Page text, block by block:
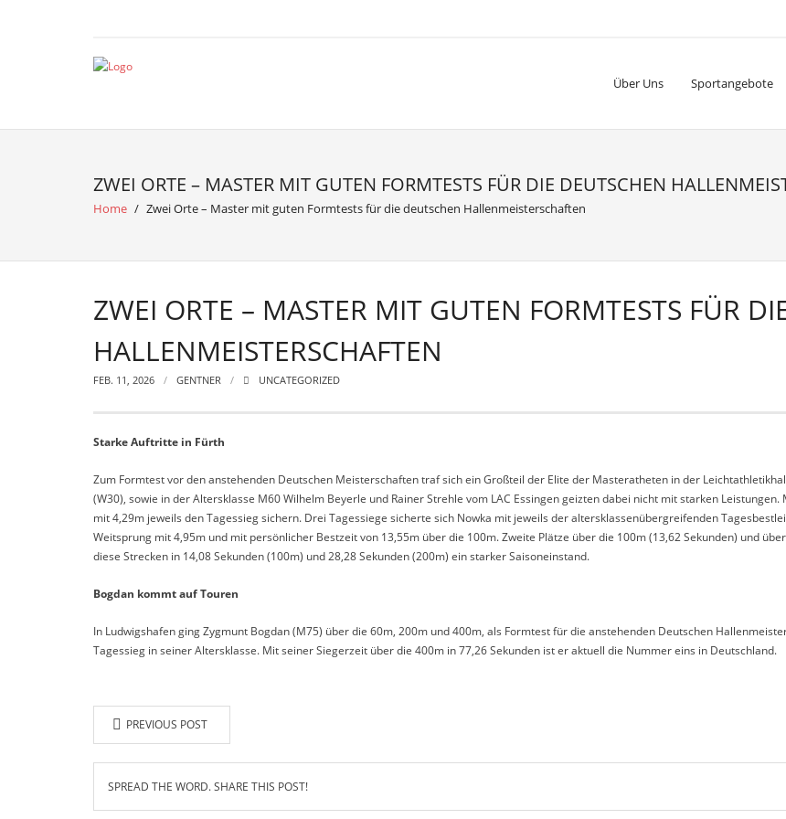
Über Uns Sportangebote
ZWEI ORTE – MASTER MIT GUTEN FORMTESTS FÜR DIE DEUTSCHEN
Home / Zwei Orte – Master mit guten Formtests für die deutschen Hallenmeisterschaften
ZWEI ORTE – MASTER MIT GUTEN FORMTESTS FÜR
HALLENMEISTERSCHAFTEN
FEB. 11, 2026 GENTNER UNCATEGORIZED
Starke Auftritte in Fürth
Zum Formtest vor den anstehenden Deutschen Meisterschaften traf sich ein Großteil der Elite der Masteratheten in der
(W30), sowie in der Altersklasse M60 Wilhelm Beyerle und Rainer Strehle vom LAC Essingen geizten dabei nicht mit starken
mit 4,29m jeweils den Tagessieg sichern. Drei Tagessiege sicherte sich Nowka mit jeweils der altersklassenübergreifenden
Weitsprung mit 4,95m und mit persönlicher Bestzeit von 13,55m über die 100m. Zweite Plätze über die 100m (13,62 Sekunden) und
diese Strecken in 14,08 Sekunden (100m) und 28,28 Sekunden (200m) ein starker Saisoneinstand.
Bogdan kommt auf Touren
In Ludwigshafen ging Zygmunt Bogdan (M75) über die 60m, 200m und 400m, als Formtest für die anstehenden Deutschen
Tagessieg in seiner Altersklasse. Mit seiner Siegerzeit über die 400m in 77,26 Sekunden ist er aktuell die Nummer eins in Deutschland.
PREVIOUS POST
SPREAD THE WORD. SHARE THIS POST!